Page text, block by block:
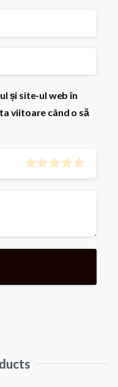
și site-ul web în
viitoare când o să